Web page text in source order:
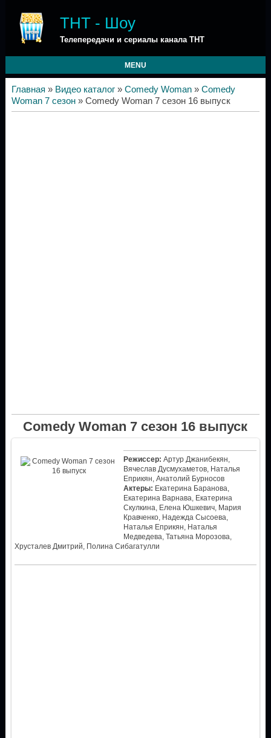
ТНТ - Шоу
Телепередачи и сериалы канала ТНТ
MENU
Главная » Видео каталог» Comedy Woman» Comedy
Woman 7 сезон» Comedy Woman 7 сезон 16 выпуск
Comedy Woman 7 сезон 16 выпуск
Режиссер: Артур Джанибекян,
Вячеслав Дусмухаметов, Наталья
Еприкян, Анатолий Бурносов
Актеры: Екатерина Баранова,
Екатерина Варнава, Екатерина
Скулкина, Елена Юшкевич, Мария
Кравченко, Надежда Сысоева,
Наталья Еприкян, Наталья
Медведева, Татьяна Морозова,
Хрусталев Дмитрий, Полина Сибагатулли